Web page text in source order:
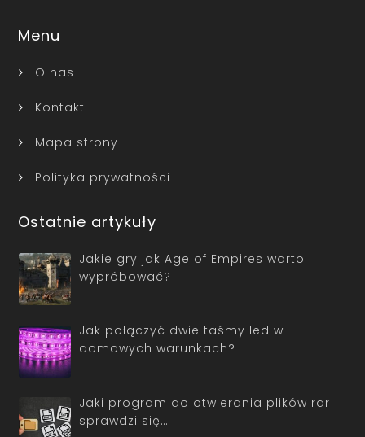
Menu
O nas
Kontakt
Mapa strony
Polityka prywatności
Ostatnie artykuły
Jakie gry jak Age of Empires warto
wypróbować?
Jak połączyć dwie taśmy led w
domowych warunkach?
Jaki program do otwierania plików rar
sprawdzi się…